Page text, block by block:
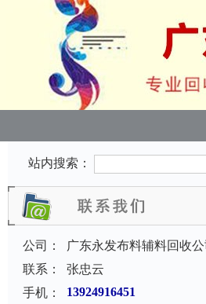
站内搜索：
公司：
广东永发布料辅料回收
联系：
张忠云
手机：
13924916451